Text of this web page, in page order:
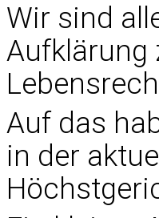
Wir sind
Aufklärung
Auf das
in der